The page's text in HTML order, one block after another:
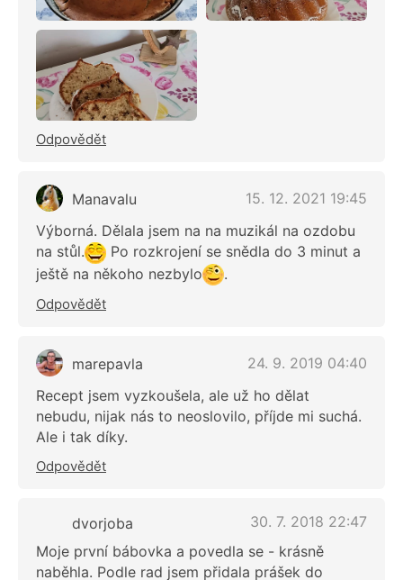
Odpovědět
Manavalu
15. 12. 2021 19:45
Výborná. Dělala jsem na na muzikál na ozdobu
na stůl.
Po rozkrojení se snědla do 3 minut a
ještě na někoho nezbylo
.
Odpovědět
marepavla
24. 9. 2019 04:40
Recept jsem vyzkoušela, ale už ho dělat
nebudu, nijak nás to neoslovilo, příjde mi suchá.
Ale i tak díky.
Odpovědět
dvorjoba
30. 7. 2018 22:47
Moje první bábovka a povedla se - krásně
naběhla. Podle rad jsem přidala prášek do